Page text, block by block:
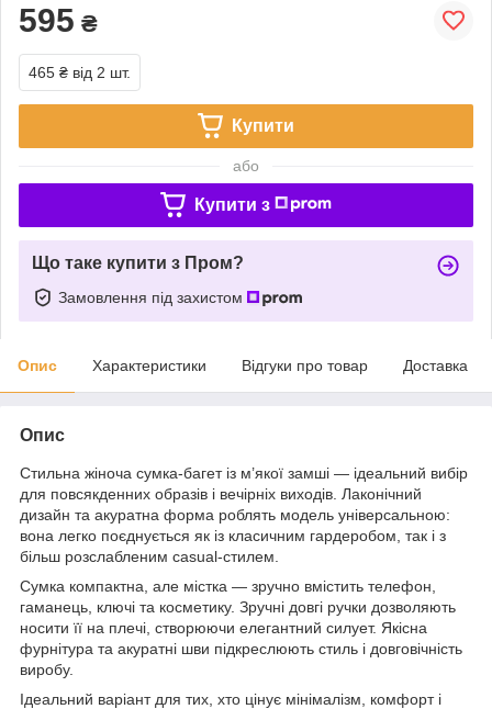
595 ₴
465 ₴ від 2 шт.
Купити
або
Купити з
Що таке купити з Пром?
Замовлення під захистом
Опис Характеристики Відгуки про товар Доставка
Опис
Стильна жіноча сумка-багет із м’якої замші — ідеальний вибір
для повсякденних образів і вечірніх виходів. Лаконічний
дизайн та акуратна форма роблять модель універсальною:
вона легко поєднується як із класичним гардеробом, так і з
більш розслабленим casual-стилем.
Сумка компактна, але містка — зручно вмістить телефон,
гаманець, ключі та косметику. Зручні довгі ручки дозволяють
носити її на плечі, створюючи елегантний силует. Якісна
фурнітура та акуратні шви підкреслюють стиль і довговічність
виробу.
Ідеальний варіант для тих, хто цінує мінімалізм, комфорт і